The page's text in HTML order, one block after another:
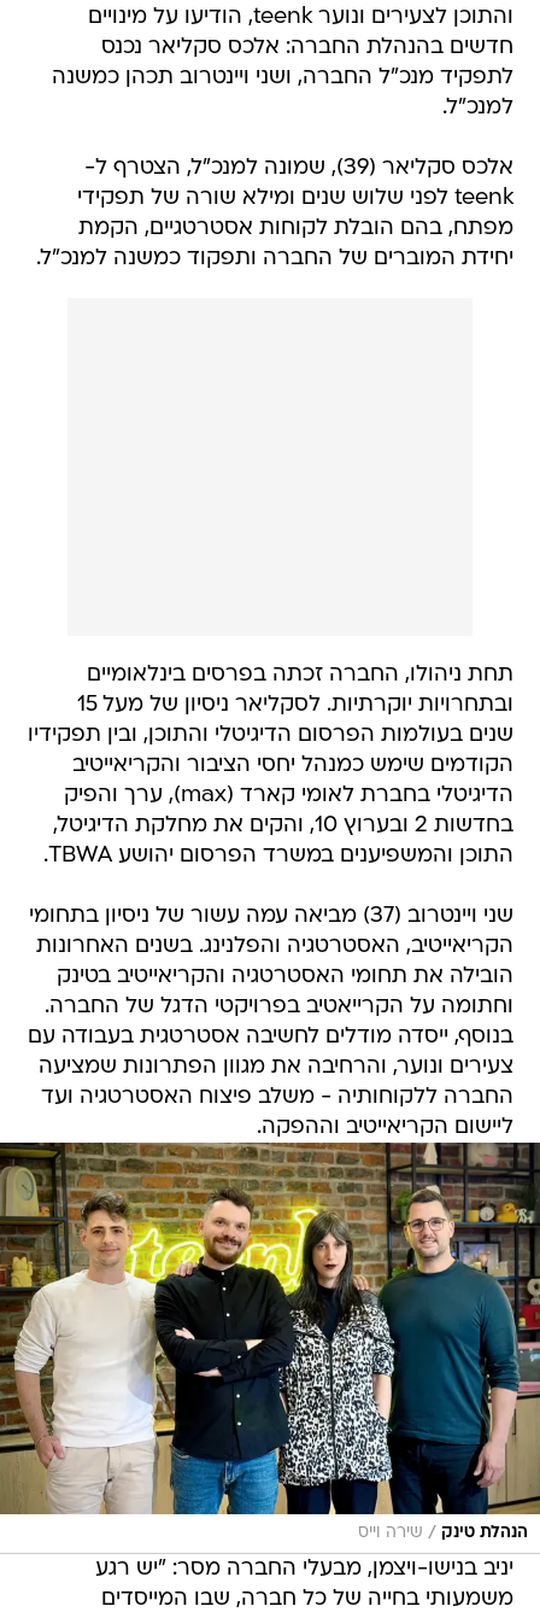
והתוכן לצעירים ונוער teenk, הודיעו על מינויים
חדשים בהנהלת החברה: אלכס סקליאר נכנס
לתפקיד מנכ"ל החברה, ושני ויינטרוב תכהן כמשנה
למנכ"ל.
אלכס סקליאר (39), שמונה למנכ"ל, הצטרף ל-
teenk לפני שלוש שנים ומילא שורה של תפקידי
מפתח, בהם הובלת לקוחות אסטרטגיים, הקמת
יחידת המוברים של החברה ותפקוד כמשנה למנכ"ל.
תחת ניהולו, החברה זכתה בפרסים בינלאומיים
ובתחרויות יוקרתיות. לסקליאר ניסיון של מעל 15
שנים בעולמות הפרסום הדיגיטלי והתוכן, ובין תפקידיו
הקודמים שימש כמנהל יחסי הציבור והקריאייטיב
הדיגיטלי בחברת לאומי קארד (max), ערך והפיק
בחדשות 2 ובערוץ 10, והקים את מחלקת הדיגיטל,
התוכן והמשפיענים במשרד הפרסום יהושע TBWA.
שני ויינטרוב (37) מביאה עמה עשור של ניסיון בתחומי
הקריאייטיב, האסטרטגיה והפלנינג. בשנים האחרונות
הובילה את תחומי האסטרטגיה והקריאייטיב בטינק
וחתומה על הקרייאטיב בפרויקטי הדגל של החברה.
בנוסף, ייסדה מודלים לחשיבה אסטרטגית בעבודה עם
צעירים ונוער, והרחיבה את מגוון הפתרונות שמציעה
החברה ללקוחותיה - משלב פיצוח האסטרטגיה ועד
ליישום הקריאייטיב וההפקה.
הנהלת טינק / שירה וייס
יניב בנישו-ויצמן, מבעלי החברה מסר: "יש רגע
משמעותי בחייה של כל חברה, שבו המייסדים